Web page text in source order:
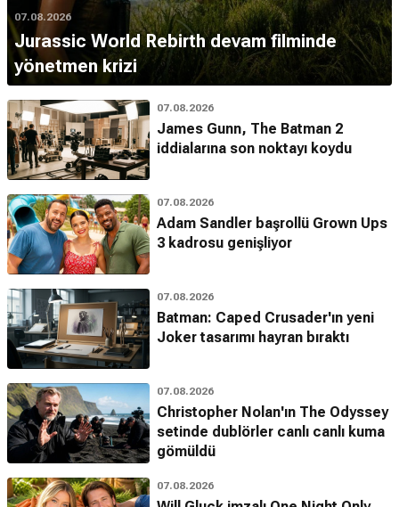
07.08.2026
Jurassic World Rebirth devam filminde
yönetmen krizi
07.08.2026
James Gunn, The Batman 2
iddialarına son noktayı koydu
07.08.2026
Adam Sandler başrollü Grown Ups
3 kadrosu genişliyor
07.08.2026
Batman: Caped Crusader'ın yeni
Joker tasarımı hayran bıraktı
07.08.2026
Christopher Nolan'ın The Odyssey
setinde dublörler canlı canlı kuma
gömüldü
07.08.2026